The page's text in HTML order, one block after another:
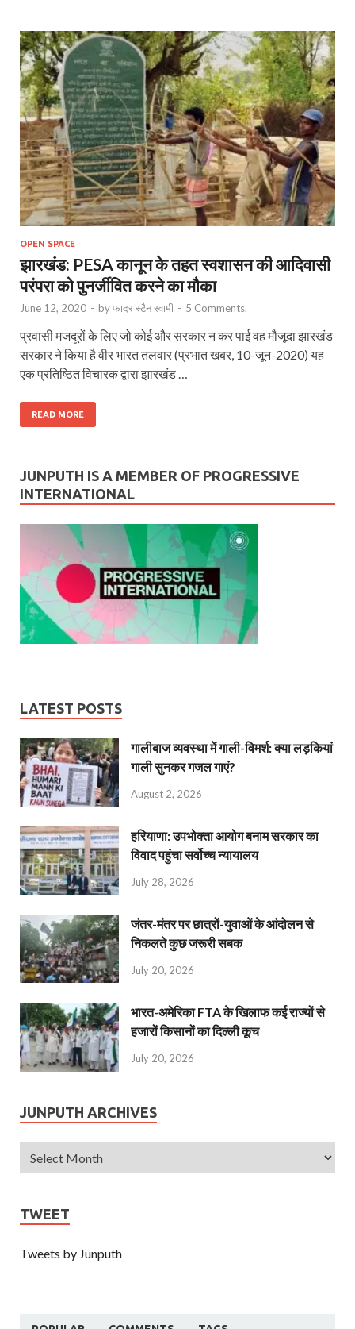
OPEN SPACE
झारखंड: PESA कानून के तहत स्वशासन की आदिवासी
परंपरा को पुनर्जीवित करने का मौका
June 12, 2020 - byफादर स्टैन स्वामी - 5 Comments.
प्रवासी मजदूरों के लिए जो कोई और सरकार न कर पाई वह मौजूदा झारखंड
सरकार ने किया है वीर भारत तलवार (प्रभात खबर, 10-जून-2020) यह
एक प्रतिष्ठित विचारक द्वारा झारखंड …
READ MORE
JUNPUTH IS A MEMBER OF PROGRESSIVE
INTERNATIONAL
LATEST POSTS
गालीबाज व्‍यवस्‍था में गाली-विमर्श: क्या लड़कियां
गाली सुनकर गजल गाएं?
August 2, 2026
हरियाणा: उपभोक्ता आयोग बनाम सरकार का
विवाद पहुंचा सर्वोच्च न्यायालय
July 28, 2026
जंतर-मंतर पर छात्रों-युवाओं के आंदोलन से
निकलते कुछ जरूरी सबक
July 20, 2026
भारत-अमेरिका FTA के खिलाफ कई राज्यों से
हजारों किसानों का दिल्ली कूच
July 20, 2026
JUNPUTH ARCHIVES
TWEET
Tweets by Junputh